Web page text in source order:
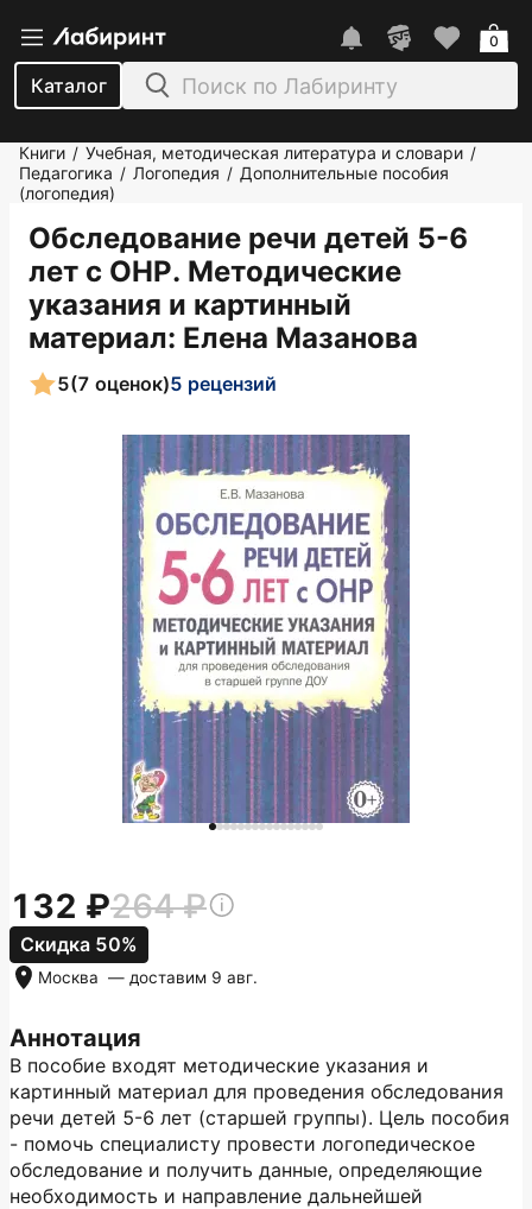
Каталог
0
Книги / Учебная, методическая литература и словари /
Педагогика / Логопедия / Дополнительные пособия
(логопедия)
Обследование речи детей 5-6
лет с ОНР. Методические
указания и картинный
материал: Елена Мазанова
5(7 оценок)5 рецензий
Аннотация
В пособие входят методические указания и
картинный материал для проведения обследования
речи детей 5-6 лет (старшей группы). Цель пособия
- помочь специалисту про­вести логопедическое
обследование и получить данные, определяющие
необходимость и направление дальнейшей
132 264
Скидка 50%
Москва — доставим 9 авг.